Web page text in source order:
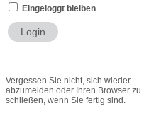
Eingeloggt bleiben
Vergessen Sie nicht, sich wieder
abzumelden oder Ihren Browser zu
schließen, wenn Sie fertig sind.